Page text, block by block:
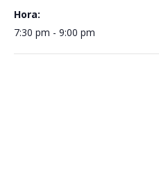
Hora:
7:30 pm - 9:00 pm